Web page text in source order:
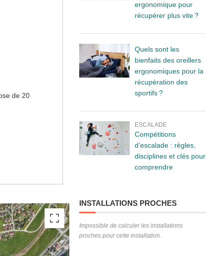
de 20
ergonomique pour
récupérer plus vite ?
Quels sont les
bienfaits des oreillers
ergonomiques pour la
récupération des
sportifs ?
ESCALADE
Compétitions
d’escalade : règles,
disciplines et clés pour
comprendre
INSTALLATIONS PROCHES
Impossible de calculer les installations
proches pour cette installation.